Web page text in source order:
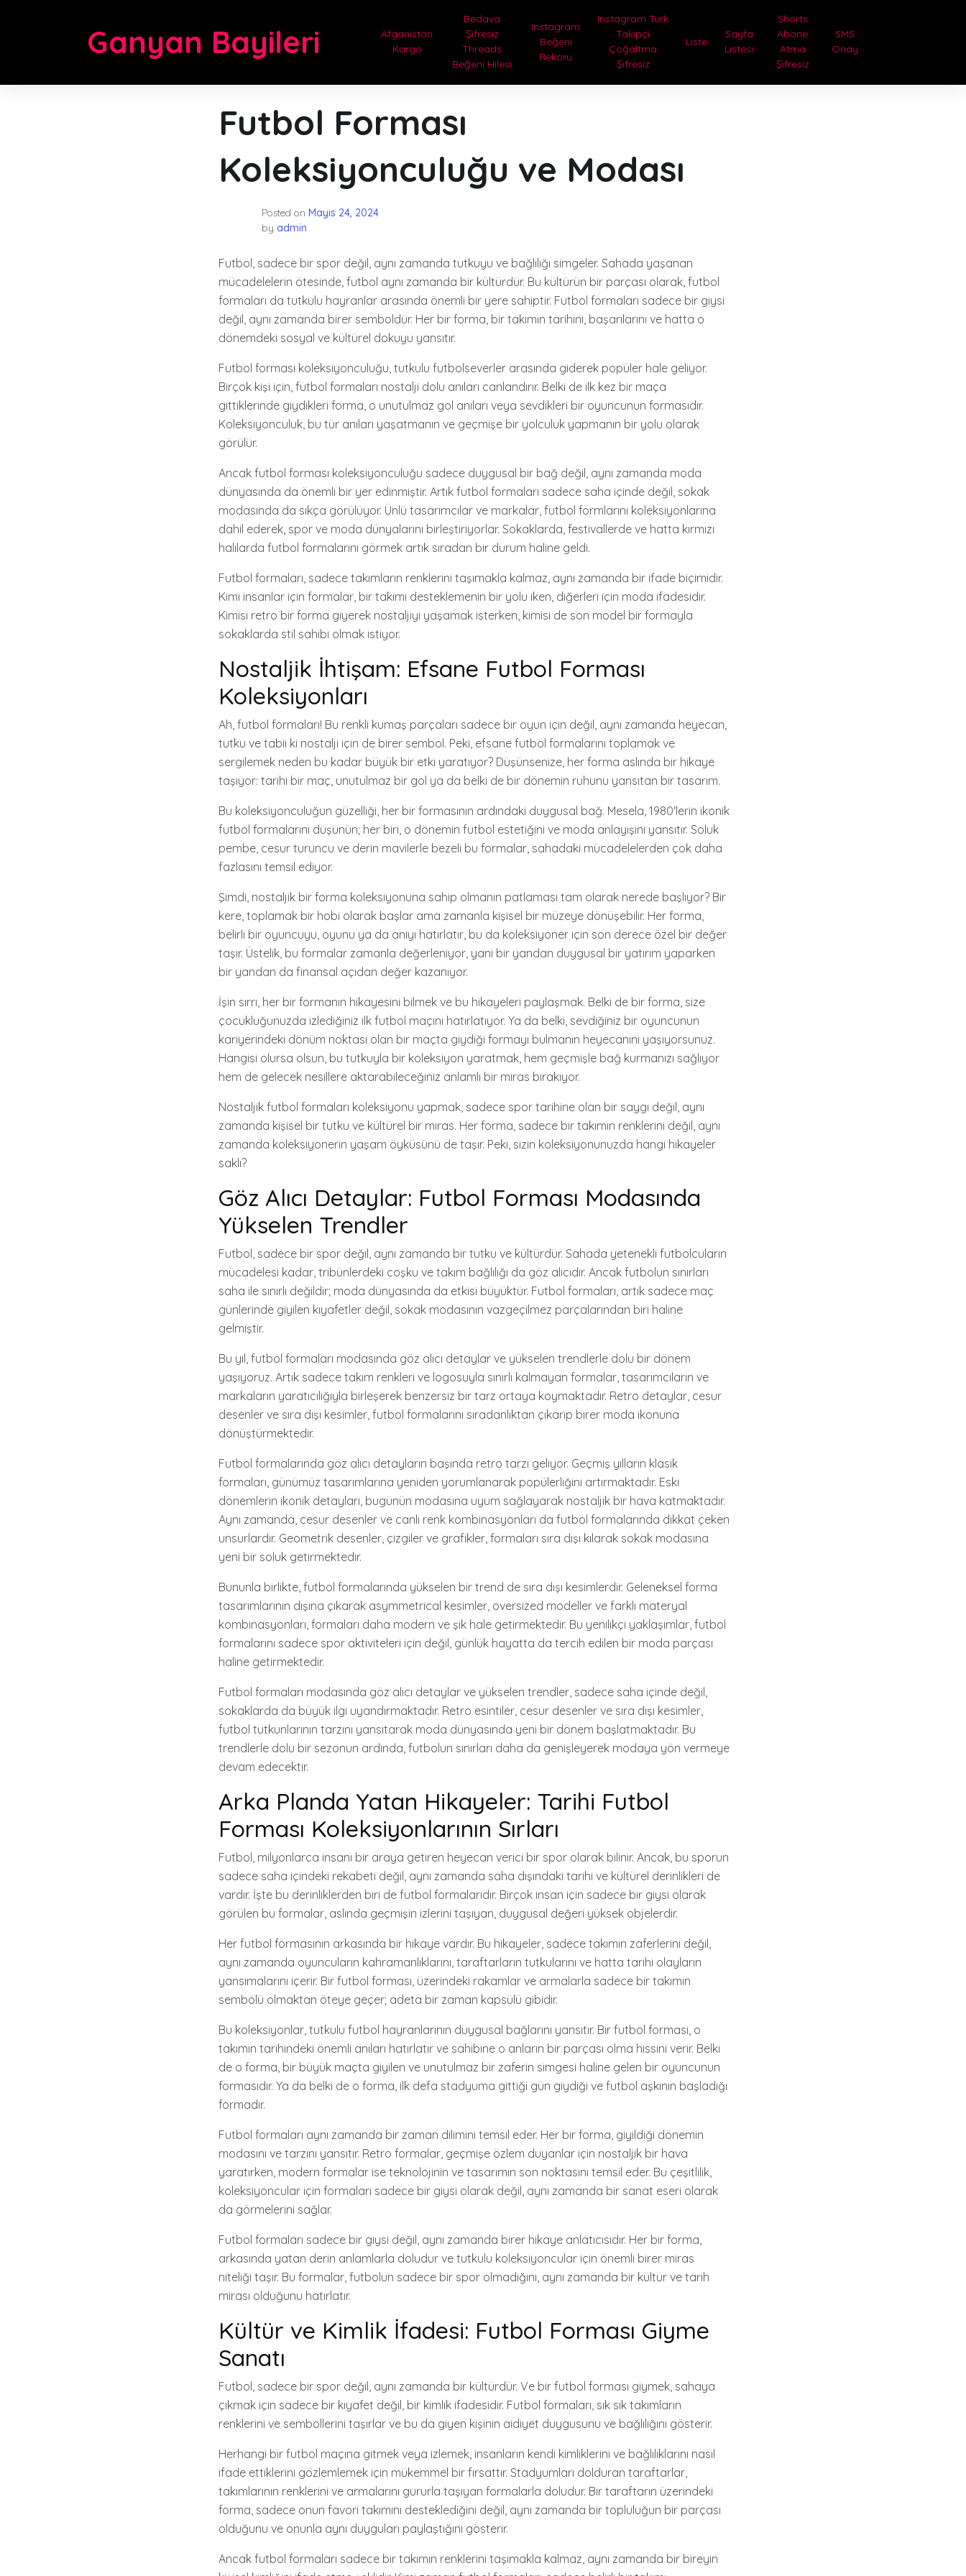
Ganyan Bayileri
Afganistan
Kargo
Bedava
Şifresiz
Threads
Beğeni Hilesi
Instagram
Beğeni
Rekoru
Instagram Türk
Takipçi
Çoğaltma
Şifresiz
Liste
Sayfa
Listesi
Shorts
Abone
Atma
Şifresiz
SMS
Onay
Futbol Forması
Koleksiyonculuğu ve Modası
Posted on Mayıs 24, 2024
by admin
Futbol, sadece bir spor değil, aynı zamanda tutkuyu ve bağlılığı simgeler. Sahada yaşanan
mücadelelerin ötesinde, futbol aynı zamanda bir kültürdür. Bu kültürün bir parçası olarak, futbol
formaları da tutkulu hayranlar arasında önemli bir yere sahiptir. Futbol formaları sadece bir giysi
değil, aynı zamanda birer semboldür. Her bir forma, bir takımın tarihini, başarılarını ve hatta o
dönemdeki sosyal ve kültürel dokuyu yansıtır.
Futbol forması koleksiyonculuğu, tutkulu futbolseverler arasında giderek popüler hale geliyor.
Birçok kişi için, futbol formaları nostalji dolu anıları canlandırır. Belki de ilk kez bir maça
gittiklerinde giydikleri forma, o unutulmaz gol anıları veya sevdikleri bir oyuncunun formasıdır.
Koleksiyonculuk, bu tür anıları yaşatmanın ve geçmişe bir yolculuk yapmanın bir yolu olarak
görülür.
Ancak futbol forması koleksiyonculuğu sadece duygusal bir bağ değil, aynı zamanda moda
dünyasında da önemli bir yer edinmiştir. Artık futbol formaları sadece saha içinde değil, sokak
modasında da sıkça görülüyor. Ünlü tasarımcılar ve markalar, futbol formlarını koleksiyonlarına
dahil ederek, spor ve moda dünyalarını birleştiriyorlar. Sokaklarda, festivallerde ve hatta kırmızı
halılarda futbol formalarını görmek artık sıradan bir durum haline geldi.
Futbol formaları, sadece takımların renklerini taşımakla kalmaz, aynı zamanda bir ifade biçimidir.
Kimi insanlar için formalar, bir takımı desteklemenin bir yolu iken, diğerleri için moda ifadesidir.
Kimisi retro bir forma giyerek nostaljiyi yaşamak isterken, kimisi de son model bir formayla
sokaklarda stil sahibi olmak istiyor.
Nostaljik İhtişam: Efsane Futbol Forması
Koleksiyonları
Ah, futbol formaları! Bu renkli kumaş parçaları sadece bir oyun için değil, aynı zamanda heyecan,
tutku ve tabii ki nostalji için de birer sembol. Peki, efsane futbol formalarını toplamak ve
sergilemek neden bu kadar büyük bir etki yaratıyor? Düşünsenize, her forma aslında bir hikaye
taşıyor: tarihi bir maç, unutulmaz bir gol ya da belki de bir dönemin ruhunu yansıtan bir tasarım.
Bu koleksiyonculuğun güzelliği, her bir formasının ardındaki duygusal bağ. Mesela, 1980'lerin ikonik
futbol formalarını düşünün; her biri, o dönemin futbol estetiğini ve moda anlayışını yansıtır. Soluk
pembe, cesur turuncu ve derin mavilerle bezeli bu formalar, sahadaki mücadelelerden çok daha
fazlasını temsil ediyor.
Şimdi, nostaljik bir forma koleksiyonuna sahip olmanın patlaması tam olarak nerede başlıyor? Bir
kere, toplamak bir hobi olarak başlar ama zamanla kişisel bir müzeye dönüşebilir. Her forma,
belirli bir oyuncuyu, oyunu ya da anıyı hatırlatır, bu da koleksiyoner için son derece özel bir değer
taşır. Üstelik, bu formalar zamanla değerleniyor, yani bir yandan duygusal bir yatırım yaparken
bir yandan da finansal açıdan değer kazanıyor.
İşin sırrı, her bir formanın hikayesini bilmek ve bu hikayeleri paylaşmak. Belki de bir forma, size
çocukluğunuzda izlediğiniz ilk futbol maçını hatırlatıyor. Ya da belki, sevdiğiniz bir oyuncunun
kariyerindeki dönüm noktası olan bir maçta giydiği formayı bulmanın heyecanını yaşıyorsunuz.
Hangisi olursa olsun, bu tutkuyla bir koleksiyon yaratmak, hem geçmişle bağ kurmanızı sağlıyor
hem de gelecek nesillere aktarabileceğiniz anlamlı bir miras bırakıyor.
Nostaljik futbol formaları koleksiyonu yapmak, sadece spor tarihine olan bir saygı değil, aynı
zamanda kişisel bir tutku ve kültürel bir miras. Her forma, sadece bir takımın renklerini değil, aynı
zamanda koleksiyonerin yaşam öyküsünü de taşır. Peki, sizin koleksiyonunuzda hangi hikayeler
saklı?
Göz Alıcı Detaylar: Futbol Forması Modasında
Yükselen Trendler
Futbol, sadece bir spor değil, aynı zamanda bir tutku ve kültürdür. Sahada yetenekli futbolcuların
mücadelesi kadar, tribünlerdeki coşku ve takım bağlılığı da göz alıcıdır. Ancak futbolun sınırları
saha ile sınırlı değildir; moda dünyasında da etkisi büyüktür. Futbol formaları, artık sadece maç
günlerinde giyilen kıyafetler değil, sokak modasının vazgeçilmez parçalarından biri haline
gelmiştir.
Bu yıl, futbol formaları modasında göz alıcı detaylar ve yükselen trendlerle dolu bir dönem
yaşıyoruz. Artık sadece takım renkleri ve logosuyla sınırlı kalmayan formalar, tasarımcıların ve
markaların yaratıcılığıyla birleşerek benzersiz bir tarz ortaya koymaktadır. Retro detaylar, cesur
desenler ve sıra dışı kesimler, futbol formalarını sıradanlıktan çıkarıp birer moda ikonuna
dönüştürmektedir.
Futbol formalarında göz alıcı detayların başında retro tarzı geliyor. Geçmiş yılların klasik
formaları, günümüz tasarımlarına yeniden yorumlanarak popülerliğini artırmaktadır. Eski
dönemlerin ikonik detayları, bugünün modasına uyum sağlayarak nostaljik bir hava katmaktadır.
Aynı zamanda, cesur desenler ve canlı renk kombinasyonları da futbol formalarında dikkat çeken
unsurlardır. Geometrik desenler, çizgiler ve grafikler, formaları sıra dışı kılarak sokak modasına
yeni bir soluk getirmektedir.
Bununla birlikte, futbol formalarında yükselen bir trend de sıra dışı kesimlerdir. Geleneksel forma
tasarımlarının dışına çıkarak asymmetrical kesimler, oversized modeller ve farklı materyal
kombinasyonları, formaları daha modern ve şık hale getirmektedir. Bu yenilikçi yaklaşımlar, futbol
formalarını sadece spor aktiviteleri için değil, günlük hayatta da tercih edilen bir moda parçası
haline getirmektedir.
Futbol formaları modasında göz alıcı detaylar ve yükselen trendler, sadece saha içinde değil,
sokaklarda da büyük ilgi uyandırmaktadır. Retro esintiler, cesur desenler ve sıra dışı kesimler,
futbol tutkunlarının tarzını yansıtarak moda dünyasında yeni bir dönem başlatmaktadır. Bu
trendlerle dolu bir sezonun ardında, futbolun sınırları daha da genişleyerek modaya yön vermeye
devam edecektir.
Arka Planda Yatan Hikayeler: Tarihi Futbol
Forması Koleksiyonlarının Sırları
Futbol, milyonlarca insanı bir araya getiren heyecan verici bir spor olarak bilinir. Ancak, bu sporun
sadece saha içindeki rekabeti değil, aynı zamanda saha dışındaki tarihi ve kültürel derinlikleri de
vardır. İşte bu derinliklerden biri de futbol formalarıdır. Birçok insan için sadece bir giysi olarak
görülen bu formalar, aslında geçmişin izlerini taşıyan, duygusal değeri yüksek objelerdir.
Her futbol formasının arkasında bir hikaye vardır. Bu hikayeler, sadece takımın zaferlerini değil,
aynı zamanda oyuncuların kahramanlıklarını, taraftarların tutkularını ve hatta tarihi olayların
yansımalarını içerir. Bir futbol forması, üzerindeki rakamlar ve armalarla sadece bir takımın
sembolü olmaktan öteye geçer; adeta bir zaman kapsülü gibidir.
Bu koleksiyonlar, tutkulu futbol hayranlarının duygusal bağlarını yansıtır. Bir futbol forması, o
takımın tarihindeki önemli anıları hatırlatır ve sahibine o anların bir parçası olma hissini verir. Belki
de o forma, bir büyük maçta giyilen ve unutulmaz bir zaferin simgesi haline gelen bir oyuncunun
formasıdır. Ya da belki de o forma, ilk defa stadyuma gittiği gün giydiği ve futbol aşkının başladığı
formadır.
Futbol formaları aynı zamanda bir zaman dilimini temsil eder. Her bir forma, giyildiği dönemin
modasını ve tarzını yansıtır. Retro formalar, geçmişe özlem duyanlar için nostaljik bir hava
yaratırken, modern formalar ise teknolojinin ve tasarımın son noktasını temsil eder. Bu çeşitlilik,
koleksiyoncular için formaları sadece bir giysi olarak değil, aynı zamanda bir sanat eseri olarak
da görmelerini sağlar.
Futbol formaları sadece bir giysi değil, aynı zamanda birer hikaye anlatıcısıdır. Her bir forma,
arkasında yatan derin anlamlarla doludur ve tutkulu koleksiyoncular için önemli birer miras
niteliği taşır. Bu formalar, futbolun sadece bir spor olmadığını, aynı zamanda bir kültür ve tarih
mirası olduğunu hatırlatır.
Kültür ve Kimlik İfadesi: Futbol Forması Giyme
Sanatı
Futbol, sadece bir spor değil, aynı zamanda bir kültürdür. Ve bir futbol forması giymek, sahaya
çıkmak için sadece bir kıyafet değil, bir kimlik ifadesidir. Futbol formaları, sık sık takımların
renklerini ve sembollerini taşırlar ve bu da giyen kişinin aidiyet duygusunu ve bağlılığını gösterir.
Herhangi bir futbol maçına gitmek veya izlemek, insanların kendi kimliklerini ve bağlılıklarını nasıl
ifade ettiklerini gözlemlemek için mükemmel bir fırsattır. Stadyumları dolduran taraftarlar,
takımlarının renklerini ve armalarını gururla taşıyan formalarla doludur. Bir taraftarın üzerindeki
forma, sadece onun favori takımını desteklediğini değil, aynı zamanda bir topluluğun bir parçası
olduğunu ve onunla aynı duyguları paylaştığını gösterir.
Ancak futbol formaları sadece bir takımın renklerini taşımakla kalmaz, aynı zamanda bir bireyin